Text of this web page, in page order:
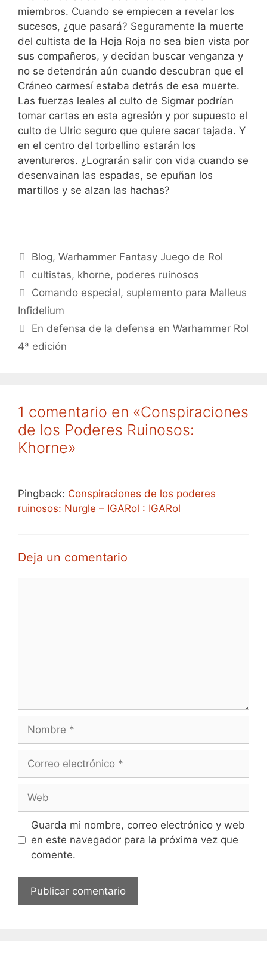
miembros. Cuando se empiecen a revelar los
sucesos, ¿que pasará? Seguramente la muerte
del cultista de la Hoja Roja no sea bien vista por
sus compañeros, y decidan buscar venganza y
no se detendrán aún cuando descubran que el
Cráneo carmesí estaba detrás de esa muerte.
Las fuerzas leales al culto de Sigmar podrían
tomar cartas en esta agresión y por supuesto el
culto de Ulric seguro que quiere sacar tajada. Y
en el centro del torbellino estarán los
aventureros. ¿Lograrán salir con vida cuando se
desenvainan las espadas, se epuñan los
martillos y se alzan las hachas?
Categorías
Blog,Warhammer Fantasy Juego de Rol
Etiquetas
cultistas, khorne, poderes ruinosos
Comando especial, suplemento para Malleus
Infidelium
En defensa de la defensa en Warhammer Rol
4ª edición
1 comentario en «Conspiraciones
de los Poderes Ruinosos:
Khorne»
Pingback: Conspiraciones de los poderes
ruinosos: Nurgle – IGARol : IGARol
Deja un comentario
electrónico
Guarda mi nombre, correo electrónico y web
en este navegador para la próxima vez que
comente.